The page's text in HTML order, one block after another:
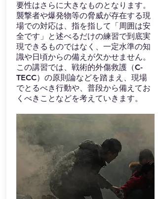
要性はさらに大きなものとなります。
襲撃者や爆発物等の脅威が存在する現
場での対応は、指を指して「周囲は安
全です」と述べるだけの練習で到底実
現できるものではなく、一定水準の知
識や日頃からの備えが欠かせません。
​この講習では、戦術的外傷救護（C-
TECC）の原則論などを踏まえ、現場
でとるべき行動や、普段から備えてお
くべきことなどを考えていきます。